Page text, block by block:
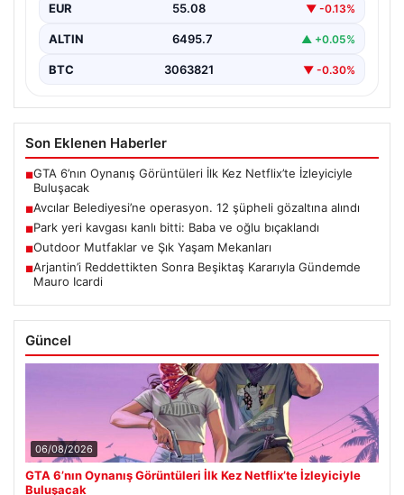
EUR 55.08 ▼ -0.13%
ALTIN 6495.7 ▲ +0.05%
BTC 3063821 ▼ -0.30%
Son Eklenen Haberler
■GTA 6’nın Oynanış Görüntüleri İlk Kez Netflix’te İzleyiciyle
Buluşacak
■Avcılar Belediyesi’ne operasyon. 12 şüpheli gözaltına alındı
■Park yeri kavgası kanlı bitti: Baba ve oğlu bıçaklandı
■Outdoor Mutfaklar ve Şık Yaşam Mekanları
■Arjantin’i Reddettikten Sonra Beşiktaş Kararıyla Gündemde
Mauro Icardi
Güncel
06/08/2026
GTA 6’nın Oynanış Görüntüleri İlk Kez Netflix’te İzleyiciyle
Buluşacak